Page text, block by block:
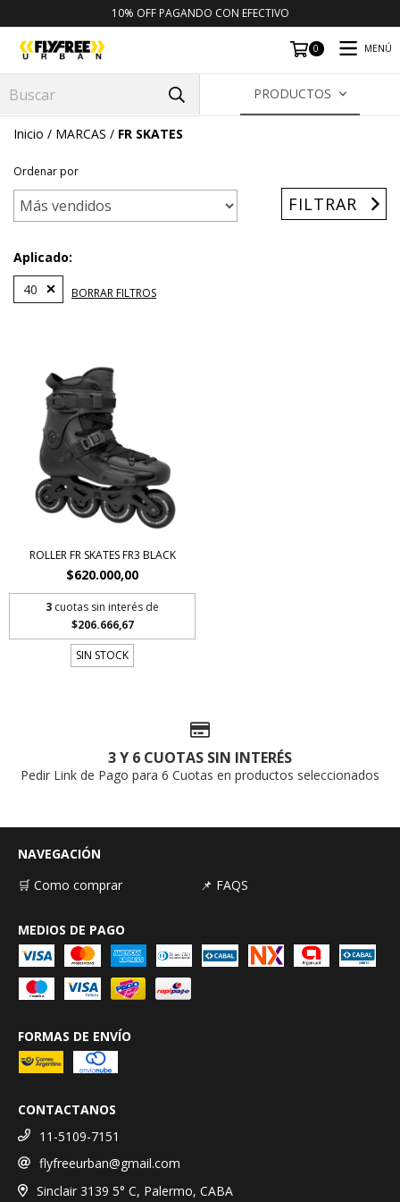
10% OFF PAGANDO CON EFECTIVO
0 MENÚ
PRODUCTOS
Inicio / MARCAS / FR SKATES
Ordenar por
FILTRAR
Aplicado:
40
BORRAR FILTROS
ROLLER FR SKATES FR3 BLACK
$620.000,00
3 cuotas sin interés de
$206.666,67
SIN STOCK
3 Y 6 CUOTAS SIN INTERÉS
Pedir Link de Pago para 6 Cuotas en productos seleccionados
NAVEGACIÓN
🛒 Como comprar
📌 FAQS
MEDIOS DE PAGO
FORMAS DE ENVÍO
CONTACTANOS
11-5109-7151
flyfreeurban@gmail.com
Sinclair 3139 5° C, Palermo, CABA